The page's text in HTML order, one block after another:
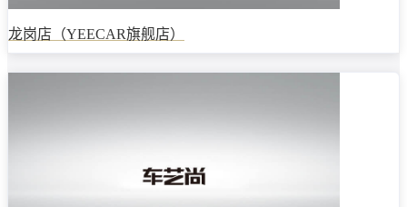
龙岗店（YEECAR旗舰店）